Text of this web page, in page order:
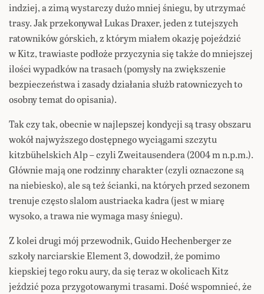
indziej, a zimą wystarczy dużo mniej śniegu, by utrzymać
trasy. Jak przekonywał Lukas Draxer, jeden z tutejszych
ratowników górskich, z którym miałem okazję pojeździć
w Kitz, trawiaste podłoże przyczynia się także do mniejszej
ilości wypadków na trasach (pomysły na zwiększenie
bezpieczeństwa i zasady działania służb ratowniczych to
osobny temat do opisania).
Tak czy tak, obecnie w najlepszej kondycji są trasy obszaru
wokół najwyższego dostępnego wyciągami szczytu
kitzbühelskich Alp – czyli Zweitausendera (2004 m n.p.m.).
Głównie mają one rodzinny charakter (czyli oznaczone są
na niebiesko), ale są też ścianki, na których przed sezonem
trenuje często slalom austriacka kadra (jest w miarę
wysoko, a trawa nie wymaga masy śniegu).
Z kolei drugi mój przewodnik, Guido Hechenberger ze
szkoły narciarskie Element 3, dowodził, że pomimo
kiepskiej tego roku aury, da się teraz w okolicach Kitz
jeździć poza przygotowanymi trasami. Dość wspomnieć, że